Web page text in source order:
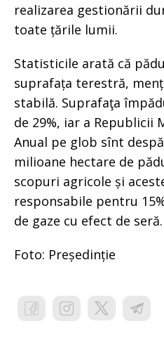
realizarea gestionării
toate țările lumii.
Statisticile arată că
suprafața terestră,
stabilă. Suprafaţa
de 29%, iar a Republicii
Anual pe glob sînt
milioane hectare de
scopuri agricole și
responsabile pentru
de gaze cu efect de seră.
Foto: Președinție